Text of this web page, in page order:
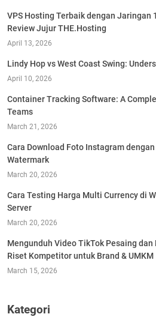
VPS Hosting Terbaik dengan Jaringan
Review Jujur THE.Hosting
April 13, 2026
Lindy Hop vs West Coast Swing:
April 10, 2026
Container Tracking Software: A
Teams
March 21, 2026
Cara Download Foto Instagram
Watermark
March 20, 2026
Cara Testing Harga Multi Currency di
Server
March 20, 2026
Mengunduh Video TikTok Pesaing
Riset Kompetitor untuk Brand & UMKM
March 15, 2026
Kategori